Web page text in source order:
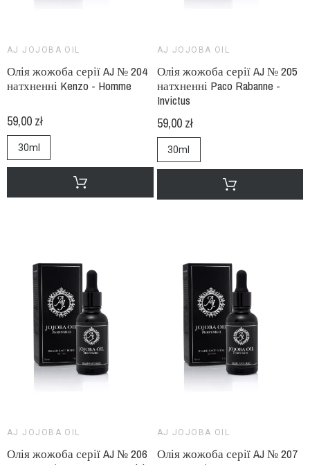
AJ JOJOBA OIL
Олія жожоба серії AJ № 204
натхненні Kenzo - Homme
59,00 zł
30ml
AJ JOJOBA OIL
Олія жожоба серії AJ № 205
натхненні Paco Rabanne -
Invictus
59,00 zł
30ml
AJ JOJOBA OIL
Олія жожоба серії AJ № 206
AJ JOJOBA OIL
Олія жожоба серії AJ № 207